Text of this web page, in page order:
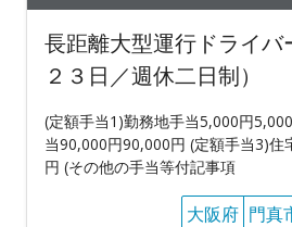
長距離大型運行ドライバ
２３日／週休二日制）
(定額手当1)勤務地手当5,000円
当90,000円90,000円 (定額手当3)住
円 (その他の手当等付記事項
大阪府 門真